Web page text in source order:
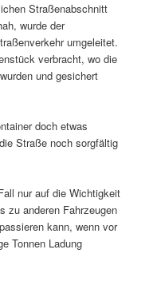
Straßenabschnitt
wurde der
umgeleitet.
verbracht, wo die
und gesichert
doch etwas
Straße noch sorgfältig
nur auf die Wichtigkeit
zu anderen Fahrzeugen
kann, wenn vor
Tonnen Ladung